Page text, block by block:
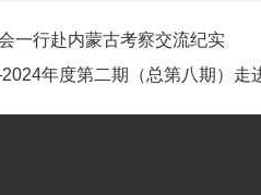
一行赴内蒙古考察交流纪实
年度第二期（总第八期）走